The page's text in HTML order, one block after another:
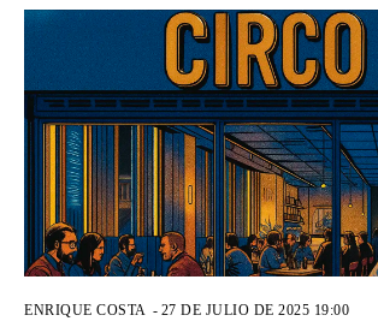
ENRIQUE COSTA - 27 DE JULIO DE 2025 19:00